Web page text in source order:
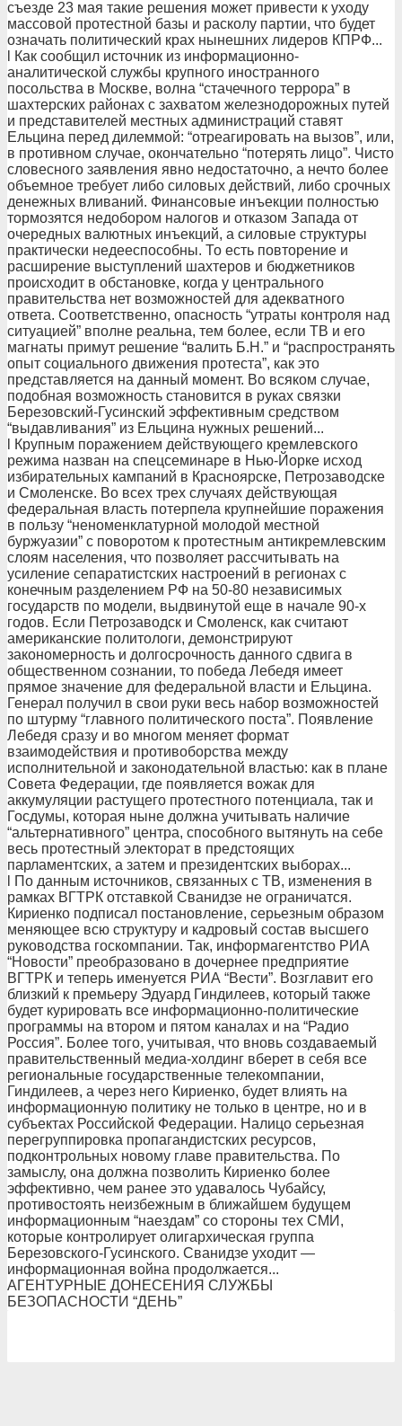
съезде 23 мая такие решения может привести к уходу
массовой протестной базы и расколу партии, что будет
означать политический крах нынешних лидеров КПРФ...
l Как сообщил источник из информационно-
аналитической службы крупного иностранного
посольства в Москве, волна “стачечного террора” в
шахтерских районах с захватом железнодорожных путей
и представителей местных администраций ставят
Ельцина перед дилеммой: “отреагировать на вызов”, или,
в противном случае, окончательно “потерять лицо”. Чисто
словесного заявления явно недостаточно, а нечто более
объемное требует либо силовых действий, либо срочных
денежных вливаний. Финансовые инъекции полностью
тормозятся недобором налогов и отказом Запада от
очередных валютных инъекций, а силовые структуры
практически недееспособны. То есть повторение и
расширение выступлений шахтеров и бюджетников
происходит в обстановке, когда у центрального
правительства нет возможностей для адекватного
ответа. Соответственно, опасность “утраты контроля над
ситуацией” вполне реальна, тем более, если ТВ и его
магнаты примут решение “валить Б.Н.” и “распространять
опыт социального движения протеста”, как это
представляется на данный момент. Во всяком случае,
подобная возможность становится в руках связки
Березовский-Гусинский эффективным средством
“выдавливания” из Ельцина нужных решений...
l Крупным поражением действующего кремлевского
режима назван на спецсеминаре в Нью-Йорке исход
избирательных кампаний в Красноярске, Петрозаводске
и Смоленске. Во всех трех случаях действующая
федеральная власть потерпела крупнейшие поражения
в пользу “неноменклатурной молодой местной
буржуазии” с поворотом к протестным антикремлевским
слоям населения, что позволяет рассчитывать на
усиление сепаратистских настроений в регионах с
конечным разделением РФ на 50-80 независимых
государств по модели, выдвинутой еще в начале 90-х
годов. Если Петрозаводск и Смоленск, как считают
американские политологи, демонстрируют
закономерность и долгосрочность данного сдвига в
общественном сознании, то победа Лебедя имеет
прямое значение для федеральной власти и Ельцина.
Генерал получил в свои руки весь набор возможностей
по штурму “главного политического поста”. Появление
Лебедя сразу и во многом меняет формат
взаимодействия и противоборства между
исполнительной и законодательной властью: как в плане
Совета Федерации, где появляется вожак для
аккумуляции растущего протестного потенциала, так и
Госдумы, которая ныне должна учитывать наличие
“альтернативного” центра, способного вытянуть на себе
весь протестный электорат в предстоящих
парламентских, а затем и президентских выборах...
l По данным источников, связанных с ТВ, изменения в
рамках ВГТРК отставкой Сванидзе не ограничатся.
Кириенко подписал постановление, серьезным образом
меняющее всю структуру и кадровый состав высшего
руководства госкомпании. Так, информагентство РИА
“Новости” преобразовано в дочернее предприятие
ВГТРК и теперь именуется РИА “Вести”. Возглавит его
близкий к премьеру Эдуард Гиндилеев, который также
будет курировать все информационно-политические
программы на втором и пятом каналах и на “Радио
Россия”. Более того, учитывая, что вновь создаваемый
правительственный медиа-холдинг вберет в себя все
региональные государственные телекомпании,
Гиндилеев, а через него Кириенко, будет влиять на
информационную политику не только в центре, но и в
субъектах Российской Федерации. Налицо серьезная
перегруппировка пропагандистских ресурсов,
подконтрольных новому главе правительства. По
замыслу, она должна позволить Кириенко более
эффективно, чем ранее это удавалось Чубайсу,
противостоять неизбежным в ближайшем будущем
информационным “наездам” со стороны тех СМИ,
которые контролирует олигархическая группа
Березовского-Гусинского. Сванидзе уходит —
информационная война продолжается...
АГЕНТУРНЫЕ ДОНЕСЕНИЯ СЛУЖБЫ
БЕЗОПАСНОСТИ “ДЕНЬ”